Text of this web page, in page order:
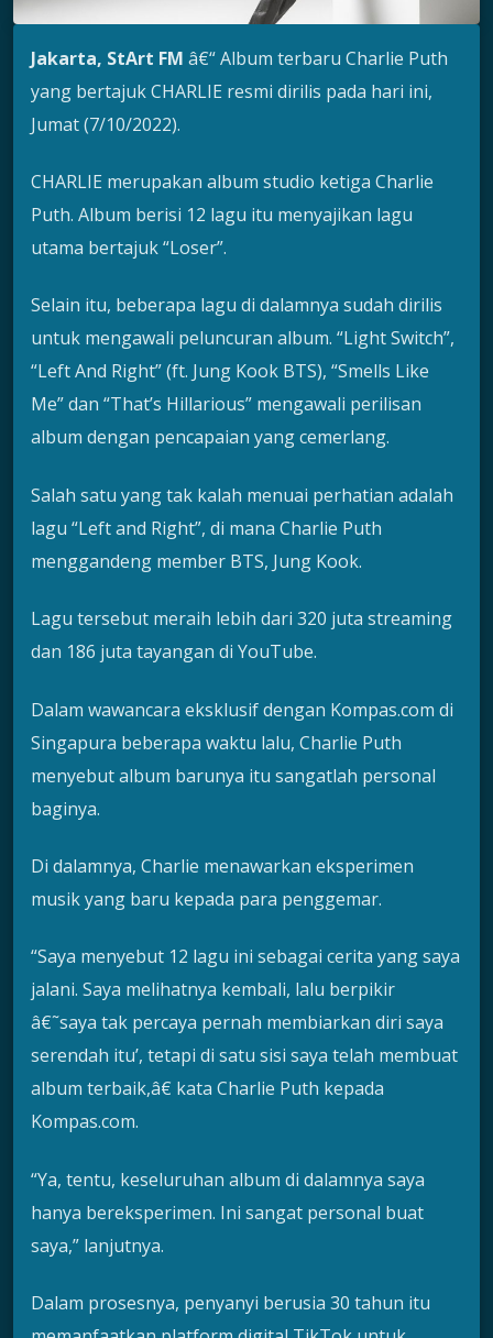
Jakarta, StArt FM â€“ Album terbaru Charlie Puth
yang bertajuk CHARLIE resmi dirilis pada hari ini,
Jumat (7/10/2022).
CHARLIE merupakan album studio ketiga Charlie
Puth. Album berisi 12 lagu itu menyajikan lagu
utama bertajuk “Loser”.
Selain itu, beberapa lagu di dalamnya sudah dirilis
untuk mengawali peluncuran album. “Light Switch”,
“Left And Right” (ft. Jung Kook BTS), “Smells Like
Me” dan “That’s Hillarious” mengawali perilisan
album dengan pencapaian yang cemerlang.
Salah satu yang tak kalah menuai perhatian adalah
lagu “Left and Right”, di mana Charlie Puth
menggandeng member BTS, Jung Kook.
Lagu tersebut meraih lebih dari 320 juta streaming
dan 186 juta tayangan di YouTube.
Dalam wawancara eksklusif dengan Kompas.com di
Singapura beberapa waktu lalu, Charlie Puth
menyebut album barunya itu sangatlah personal
baginya.
Di dalamnya, Charlie menawarkan eksperimen
musik yang baru kepada para penggemar.
“Saya menyebut 12 lagu ini sebagai cerita yang saya
jalani. Saya melihatnya kembali, lalu berpikir
â€˜saya tak percaya pernah membiarkan diri saya
serendah itu’, tetapi di satu sisi saya telah membuat
album terbaik,â€ kata Charlie Puth kepada
Kompas.com.
“Ya, tentu, keseluruhan album di dalamnya saya
hanya bereksperimen. Ini sangat personal buat
saya,” lanjutnya.
Dalam prosesnya, penyanyi berusia 30 tahun itu